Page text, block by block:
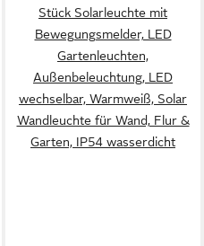
Stück Solarleuchte mit
Bewegungsmelder, LED
Gartenleuchten,
Außenbeleuchtung, LED
wechselbar, Warmweiß, Solar
Wandleuchte für Wand, Flur &
Garten, IP54 wasserdicht